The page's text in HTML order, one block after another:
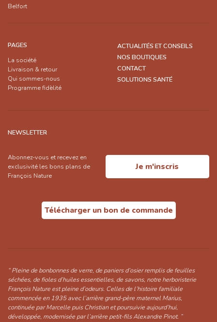
Belfort
PAGES
La société
Livraison & retour
Qui sommes-nous
Programme fidèlité
ACTUALITÉS ET CONSEILS
NOS BOUTIQUES
CONTACT
SOLUTIONS SANTÉ
NEWSLETTER
Abonnez-vous et recevez en
exclusivité les bons plans de
François Nature
Je m'inscris
Télécharger un bon de commande
“ Pleine de bonbonnes de verre, de paniers d’osier remplis de feuilles
séchées, de fioles d’huiles essentielles, de savons, notre herboristerie
François Nature est pleine d’odeurs. Celles de l’histoire familiale
commencée en 1935 avec l’arrière grand-père maternel Marius,
continuée par Marcelle puis Christian et poursuivie aujourd’hui,
développée, modernisée par l’arrière petit-fils Alexandre Pinot. ”